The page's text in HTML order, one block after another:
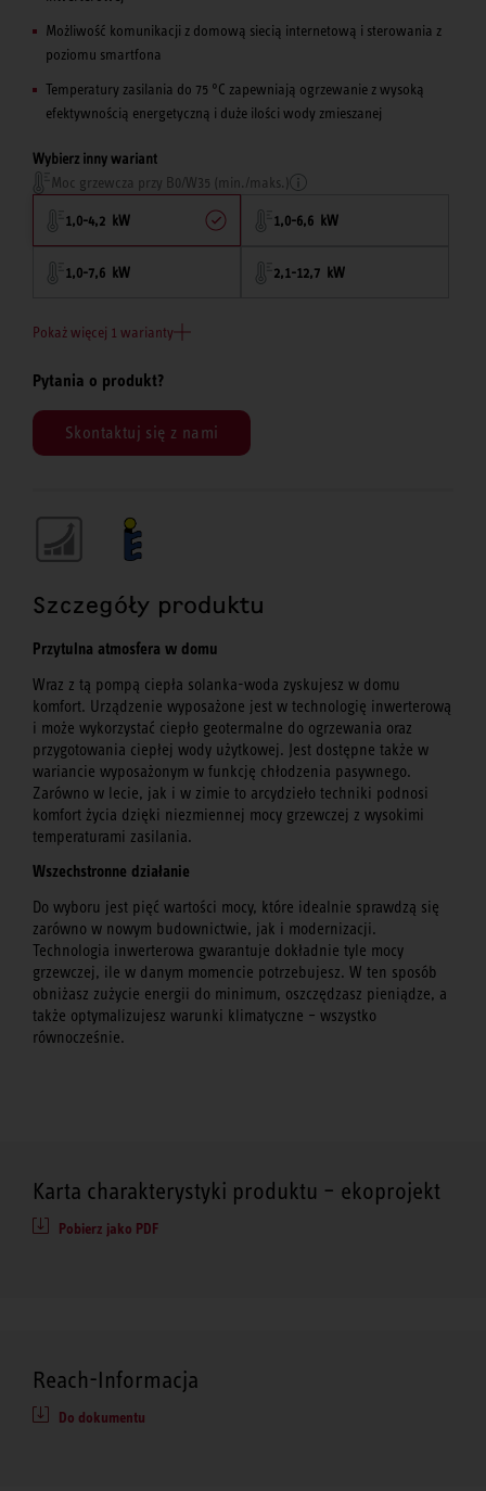
Możliwość komunikacji z domową siecią internetową i sterowania z
poziomu smartfona
Temperatury zasilania do 75 °C zapewniają ogrzewanie z wysoką
efektywnością energetyczną i duże ilości wody zmieszanej
Wybierz inny wariant
Moc grzewcza przy B0/W35 (min./maks.)
1,0-4,2 kW 1,0-6,6 kW
1,0-7,6 kW 2,1-12,7 kW
Pokaż więcej 1 warianty
Pytania o produkt?
Skontaktuj się z nami
Szczegóły produktu
Przytulna atmosfera w domu
Wraz z tą pompą ciepła solanka-woda zyskujesz w domu
komfort. Urządzenie wyposażone jest w technologię inwerterową
i może wykorzystać ciepło geotermalne do ogrzewania oraz
przygotowania ciepłej wody użytkowej. Jest dostępne także w
wariancie wyposażonym w funkcję chłodzenia pasywnego.
Zarówno w lecie, jak i w zimie to arcydzieło techniki podnosi
komfort życia dzięki niezmiennej mocy grzewczej z wysokimi
temperaturami zasilania.
Wszechstronne działanie
Do wyboru jest pięć wartości mocy, które idealnie sprawdzą się
zarówno w nowym budownictwie, jak i modernizacji.
Technologia inwerterowa gwarantuje dokładnie tyle mocy
grzewczej, ile w danym momencie potrzebujesz. W ten sposób
obniżasz zużycie energii do minimum, oszczędzasz pieniądze, a
także optymalizujesz warunki klimatyczne – wszystko
równocześnie.
Karta charakterystyki produktu – ekoprojekt
Pobierz jako PDF
Reach-Informacja
Do dokumentu